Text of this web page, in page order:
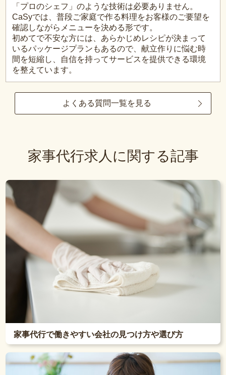
「プロのシェフ」のような技術は必要ありません。
CaSyでは、普段ご家庭で作る料理をお客様のご要望を
確認しながらメニューを決める形です。
初めてで不安な方には、あらかじめレシピが決まって
いるパッケージプランもあるので、献立作りに悩む時
間を短縮し、自信を持ってサービスを提供できる環境
を整えています。
よくある質問一覧を見る
家事代行求人に関する記事
家事代行で働きやすい会社の見つけ方や選び方